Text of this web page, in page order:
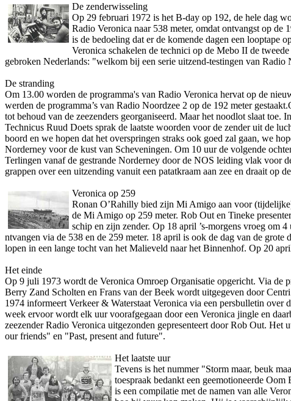
De zenderwisseling
Op 29 februari 1972 is het B-day op 192, de hele dag
Radio Veronica naar 538 meter, omdat o­ntvangst op
is de bedoeling dat er de komende dagen een looptape
Veronica schakelen de technici op de Mebo II de
gebroken Nederlands: "welkom bij een serie uitzend-testingen van
De stranding
Om 13.00 worden de programma's van Radio Veronica hervat op de
werden de programma’s van Radio Noordzee 2 op de 192 meter
tot behoud van de zeezenders georganiseerd. Maar het noodlot slaat
Technicus Ruud Doets sprak de laatste woorden voor de zender uit de
boord en we hopen dat het overspringen straks ook goed zal gaan, we
Norderney voor de kust van Scheveningen. Om 10 uur de volgende
Terlingen vanaf de gestrande Norderney door de NOS leiding vlak voor
grappen over een uitzending vanuit een patatkraam aan zee en draait
Veronica op 259
Ronan O’Rahilly bied zijn Mi Amigo aan voor
de Mi Amigo op 259 meter. Rob Out en Tineke
schip en zijn zender. Op 18 april ’s-morgens vroeg om
ntvangen via de 538 en de 259 meter. 18 april is ook de dag van de
lopen in een lange tocht van het Malieveld naar het Binnenhof. Op 20
Het einde
Op 9 juli 1973 wordt de Veronica Omroep Organisatie opgericht. Via
Berry Zand Scholten en Frans van der Beek wordt uitgegeven door
1974 informeert Verkeer & Waterstaat Veronica via een persbulletin
week ervoor wordt elk uur voorafgegaan door een Veronica jingle en
zeezender Radio Veronica uitgezonden gepresenteert door Rob Out.
our friends" en "Past, present and future".
Het laatste uur
Tevens is het nummer "Storm maar, beuk
toespraak bedankt een geemotioneerde
is een compilatie met de namen van alle